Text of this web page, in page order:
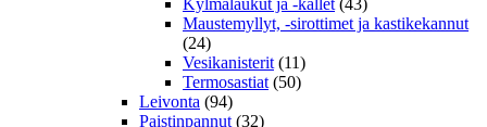
Kylmälaukut ja -kallet (43)
Maustemyllyt, -sirottimet ja kastikekannut
(24)
Vesikanisterit (11)
Termosastiat (50)
Leivonta (94)
Paistinpannut (32)